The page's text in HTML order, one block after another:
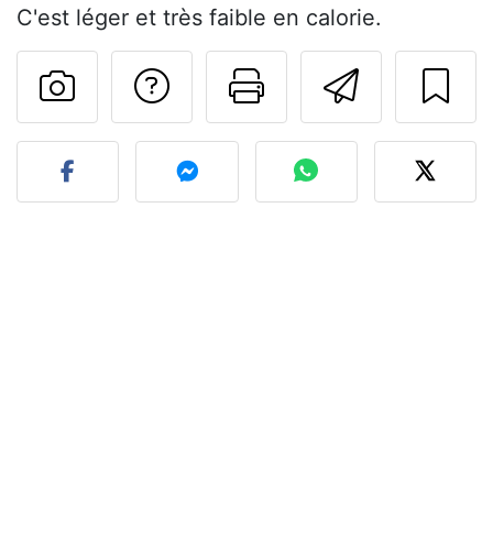
C'est léger et très faible en calorie.
Imprimer
Poser une
Publier votre photo de